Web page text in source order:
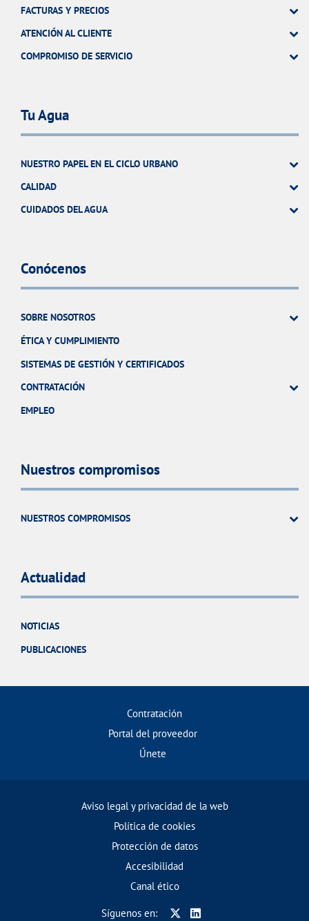
FACTURAS Y PRECIOS
ATENCIÓN AL CLIENTE
COMPROMISO DE SERVICIO
Tu Agua
NUESTRO PAPEL EN EL CICLO URBANO
CALIDAD
CUIDADOS DEL AGUA
Conócenos
SOBRE NOSOTROS
ÉTICA Y CUMPLIMIENTO
SISTEMAS DE GESTIÓN Y CERTIFICADOS
CONTRATACIÓN
EMPLEO
Nuestros compromisos
NUESTROS COMPROMISOS
Actualidad
NOTICIAS
PUBLICACIONES
Contratación
Portal del proveedor
Únete
Aviso legal y privacidad de la web
Política de cookies
Protección de datos
Accesibilidad
Canal ético
Síguenos en: